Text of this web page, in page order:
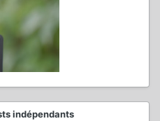
indépendants